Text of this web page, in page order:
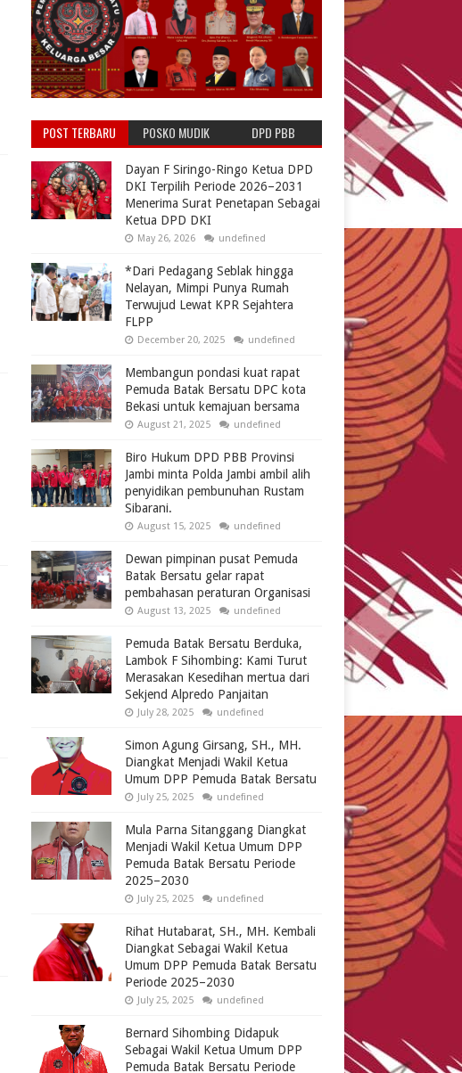
POST TERBARU
POSKO MUDIK
DPD PBB
Dayan F Siringo-Ringo Ketua DPD
DKI Terpilih Periode 2026–2031
Menerima Surat Penetapan Sebagai
Ketua DPD DKI
May 26, 2026 undefined
*Dari Pedagang Seblak hingga
Nelayan, Mimpi Punya Rumah
Terwujud Lewat KPR Sejahtera
FLPP
December 20, 2025 undefined
Membangun pondasi kuat rapat
Pemuda Batak Bersatu DPC kota
Bekasi untuk kemajuan bersama
August 21, 2025 undefined
Biro Hukum DPD PBB Provinsi
Jambi minta Polda Jambi ambil alih
penyidikan pembunuhan Rustam
Sibarani.
August 15, 2025 undefined
Dewan pimpinan pusat Pemuda
Batak Bersatu gelar rapat
pembahasan peraturan Organisasi
August 13, 2025 undefined
Pemuda Batak Bersatu Berduka,
Lambok F Sihombing: Kami Turut
Merasakan Kesedihan mertua dari
Sekjend Alpredo Panjaitan
July 28, 2025 undefined
Simon Agung Girsang, SH., MH.
Diangkat Menjadi Wakil Ketua
Umum DPP Pemuda Batak Bersatu
July 25, 2025 undefined
Mula Parna Sitanggang Diangkat
Menjadi Wakil Ketua Umum DPP
Pemuda Batak Bersatu Periode
2025–2030
July 25, 2025 undefined
Rihat Hutabarat, SH., MH. Kembali
Diangkat Sebagai Wakil Ketua
Umum DPP Pemuda Batak Bersatu
Periode 2025–2030
July 25, 2025 undefined
Bernard Sihombing Didapuk
Sebagai Wakil Ketua Umum DPP
Pemuda Batak Bersatu Periode